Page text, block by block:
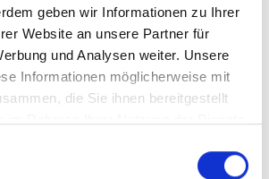
geben wir Informationen zu Ihrer
Website an unsere Partner für
und Analysen weiter. Unsere
Informationen möglicherweise mit
die Sie ihnen bereitgestellt